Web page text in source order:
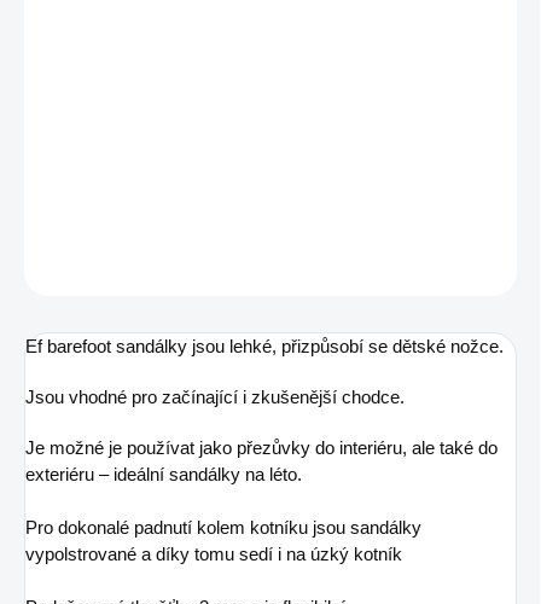
Ef barefoot sandálky jsou lehké, přizpůsobí se dětské nožce.
Jsou vhodné pro začínající i zkušenější chodce.
Je možné je používat jako přezůvky do interiéru, ale také do
exteriéru – ideální sandálky na léto.
Pro dokonalé padnutí kolem kotníku jsou sandálky
vypolstrované a díky tomu sedí i na úzký kotník